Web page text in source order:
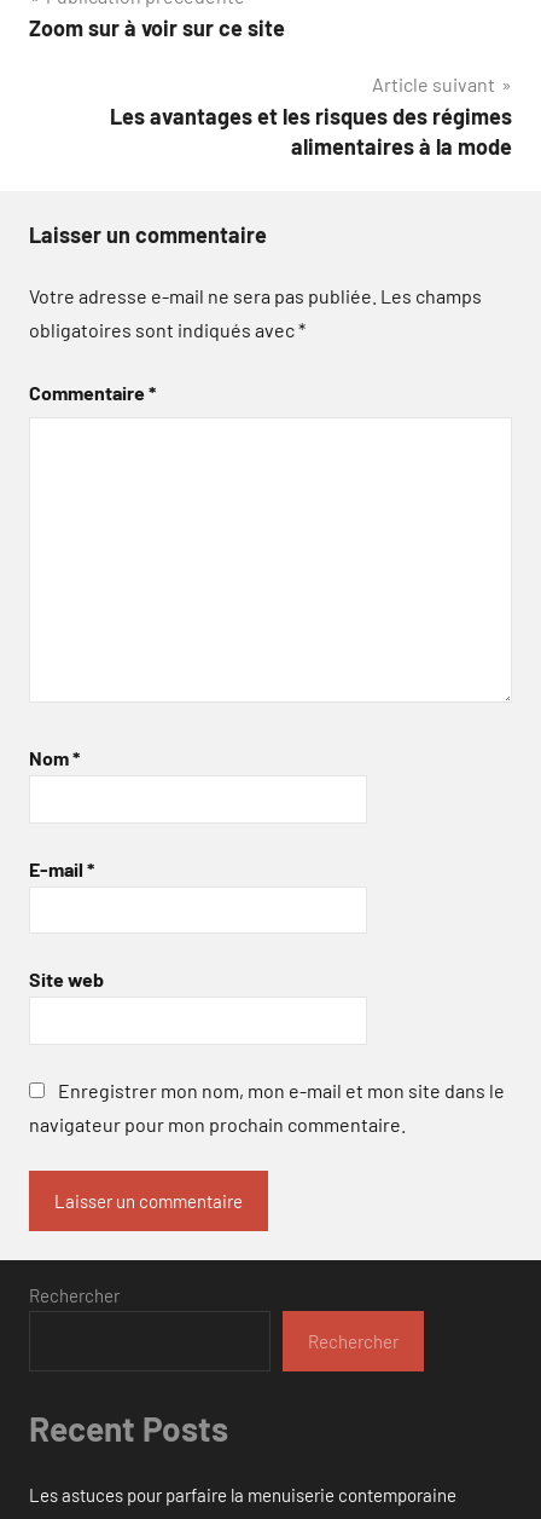
de
Zoom sur à voir sur ce site
Article suivant
Les avantages et les risques des régimes
alimentaires à la mode
Laisser un commentaire
Votre adresse e-mail ne sera pas publiée. Les champs
obligatoires sont indiqués avec*
Commentaire*
Nom*
E-mail *
Site web
Enregistrer mon nom, mon e-mail et mon site dans le
navigateur pour mon prochain commentaire.
Rechercher
Rechercher
Recent Posts
Les astuces pour parfaire la menuiserie contemporaine